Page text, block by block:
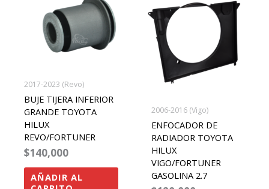
2017-2023 (Revo)
BUJE TIJERA INFERIOR
GRANDE TOYOTA
HILUX
REVO/FORTUNER
$140,000
AÑADIR AL
2006-2016 (Vigo)
ENFOCADOR DE
RADIADOR TOYOTA
HILUX
VIGO/FORTUNER
GASOLINA 2.7
precios:
desde
$120,000
hasta
$130,000